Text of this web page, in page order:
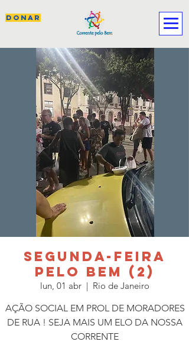
DONAR
SEGUNDA-FEIRA
PELO BEM (2)
lun, 01 abr
  |
Rio de Janeiro
AÇÃO SOCIAL EM PROL DE MORADORES
DE RUA ! SEJA MAIS UM ELO DA NOSSA
CORRENTE